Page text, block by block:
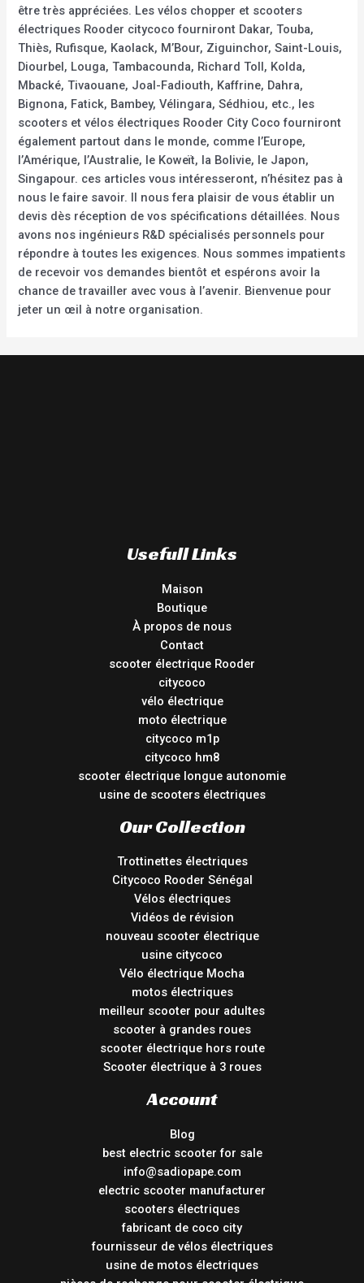
être très appréciées. Les vélos chopper et scooters
électriques Rooder citycoco fourniront Dakar, Touba,
Thiès, Rufisque, Kaolack, M’Bour, Ziguinchor, Saint-Louis,
Diourbel, Louga, Tambacounda, Richard Toll, Kolda,
Mbacké, Tivaouane, Joal-Fadiouth, Kaffrine, Dahra,
Bignona, Fatick, Bambey, Vélingara, Sédhiou, etc., les
scooters et vélos électriques Rooder City Coco fourniront
également partout dans le monde, comme l’Europe,
l’Amérique, l’Australie, le Koweït, la Bolivie, le Japon,
Singapour. ces articles vous intéresseront, n’hésitez pas à
nous le faire savoir. Il nous fera plaisir de vous établir un
devis dès réception de vos spécifications détaillées. Nous
avons nos ingénieurs R&D spécialisés personnels pour
répondre à toutes les exigences. Nous sommes impatients
de recevoir vos demandes bientôt et espérons avoir la
chance de travailler avec vous à l’avenir. Bienvenue pour
jeter un œil à notre organisation.
Usefull Links
Maison
Boutique
À propos de nous
Contact
scooter électrique Rooder
citycoco
vélo électrique
moto électrique
citycoco m1p
citycoco hm8
scooter électrique longue autonomie
usine de scooters électriques
Our Collection
Trottinettes électriques
Citycoco Rooder Sénégal
Vélos électriques
Vidéos de révision
nouveau scooter électrique
usine citycoco
Vélo électrique Mocha
motos électriques
meilleur scooter pour adultes
scooter à grandes roues
scooter électrique hors route
Scooter électrique à 3 roues
Account
Blog
best electric scooter for sale
info@sadiopape.com
electric scooter manufacturer
scooters électriques
fabricant de coco city
fournisseur de vélos électriques
usine de motos électriques